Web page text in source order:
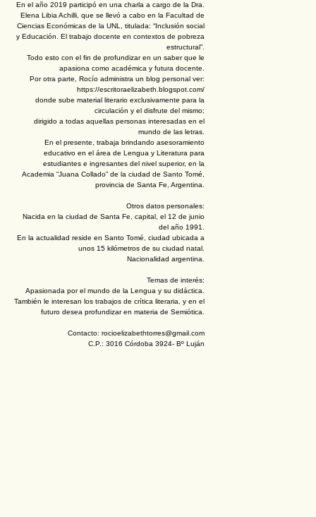
En el año 2019 participó en una charla a cargo de la Dra.
Elena Libia Achilli, que se llevó a cabo en la Facultad de
Ciencias Económicas de la UNL, titulada: “Inclusión social
y Educación. El trabajo docente en contextos de pobreza
estructural”.
Todo esto con el fin de profundizar en un saber que le
apasiona como académica y futura docente.
Por otra parte, Rocío administra un blog personal ver:
https://escritoraelizabeth.blogspot.com/
donde sube material literario exclusivamente para la
circulación y el disfrute del mismo;
dirigido a todas aquellas personas interesadas en el
mundo de las letras.
En el presente, trabaja brindando asesoramiento
educativo en el área de Lengua y Literatura para
estudiantes e ingresantes del nivel superior, en la
Academia “Juana Collado” de la ciudad de Santo Tomé,
provincia de Santa Fe, Argentina.
Otros datos personales:
Nacida en la ciudad de Santa Fe, capital, el 12 de junio
del año 1991.
En la actualidad reside en Santo Tomé, ciudad ubicada a
unos 15 kilómetros de su ciudad natal.
Nacionalidad argentina.
Temas de interés:
Apasionada por el mundo de la Lengua y su didáctica.
También le interesan los trabajos de crítica literaria, y en el
futuro desea profundizar en materia de Semiótica.
Contacto: rocioelizabethtorres@gmail.com
C.P.: 3016 Córdoba 3924- Bº Luján